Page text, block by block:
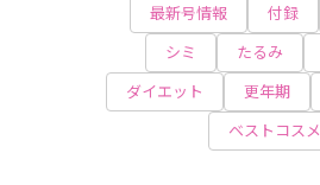
最新号情報 付録
シミ
たるみ
ダイエット
更年期
ベストコスメ